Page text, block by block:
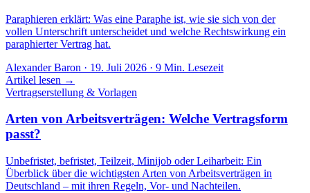
Paraphieren erklärt: Was eine Paraphe ist, wie sie sich von der
vollen Unterschrift unterscheidet und welche Rechtswirkung ein
paraphierter Vertrag hat.
Alexander Baron · 19. Juli 2026 · 9 Min. Lesezeit
Artikel lesen →
Vertragserstellung & Vorlagen
Arten von Arbeitsverträgen: Welche Vertragsform
passt?
Unbefristet, befristet, Teilzeit, Minijob oder Leiharbeit: Ein
Überblick über die wichtigsten Arten von Arbeitsverträgen in
Deutschland – mit ihren Regeln, Vor- und Nachteilen.